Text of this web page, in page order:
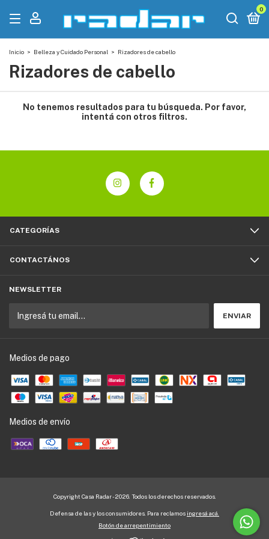
0
Inicio > Belleza y Cuidado Personal > Rizadores de cabello
Rizadores de cabello
No tenemos resultados para tu búsqueda. Por favor,
intentá con otros filtros.
CATEGORÍAS
CONTACTÁNOS
NEWSLETTER
Medios de pago
Medios de envío
Copyright Casa Radar - 2026. Todos los derechos reservados.
Defensa de las y los consumidores. Para reclamos ingresá acá.
Botón de arrepentimiento